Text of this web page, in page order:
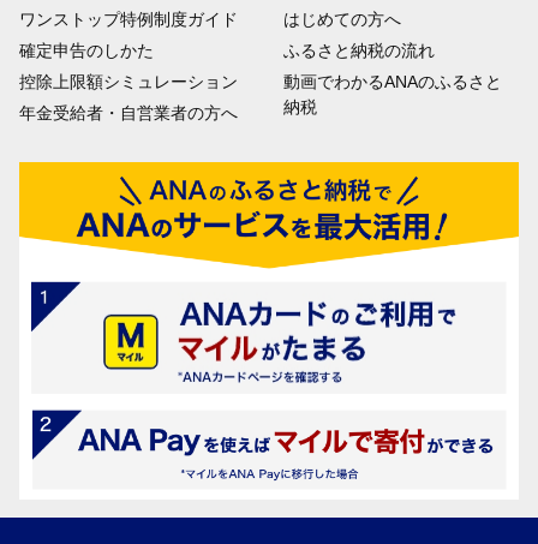
ワンストップ特例制度ガイド
確定申告のしかた
控除上限額シミュレーション
年金受給者・自営業者の方へ
はじめての方へ
ふるさと納税の流れ
動画でわかるANAのふるさと
納税